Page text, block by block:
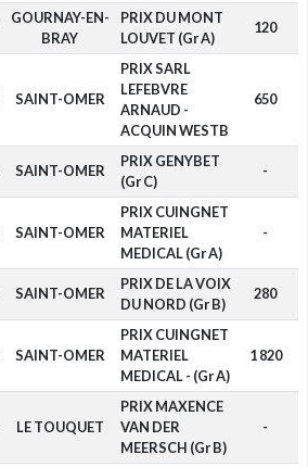
GOURNAY-EN-
BRAY
PRIX DU MONT
LOUVET (Gr A)
120
SAINT-OMER
PRIX SARL
LEFEBVRE
ARNAUD -
ACQUIN WESTB
650
SAINT-OMER
PRIX GENYBET
(Gr C)
-
SAINT-OMER
PRIX CUINGNET
MATERIEL
MEDICAL (Gr A)
-
SAINT-OMER
PRIX DE LA VOIX
DU NORD (Gr B)
280
SAINT-OMER
PRIX CUINGNET
MATERIEL
MEDICAL - (Gr A)
1 820
LE TOUQUET
PRIX MAXENCE
VAN DER
MEERSCH (Gr B)
-